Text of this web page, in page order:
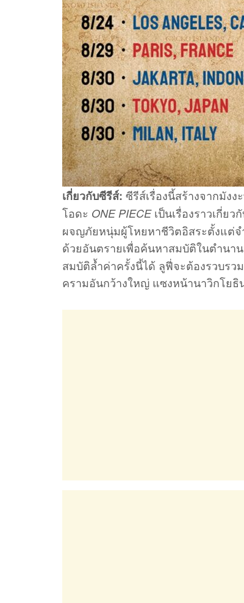
เกี่ยวกับซีรีส์: ซีรีส์เรื่องนี้สร้างจากมัง
โอดะ ONE PIECEเป็นเรื่องราวเกี่ย
ผจญภัยหนุ่มผู้โหยหาชีวิตอิสระตั้งแต่จ
ด้วยอันตรายเพื่อค้นหาสมบัติในตำนา
สมบัติล้ำค่าครั้งนี้ได้ ลูฟี่จะต้องรวบรว
ครามอันกว้างใหญ่ แซงหน้านาวิกโย